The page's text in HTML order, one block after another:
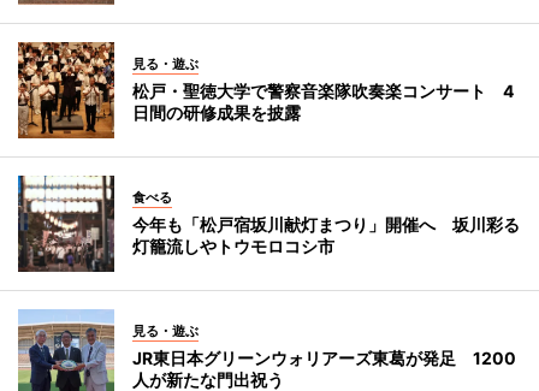
見る・遊ぶ
松戸・聖徳大学で警察音楽隊吹奏楽コンサート 4
日間の研修成果を披露
食べる
今年も「松戸宿坂川献灯まつり」開催へ 坂川彩る
灯籠流しやトウモロコシ市
見る・遊ぶ
JR東日本グリーンウォリアーズ東葛が発足 1200
人が新たな門出祝う